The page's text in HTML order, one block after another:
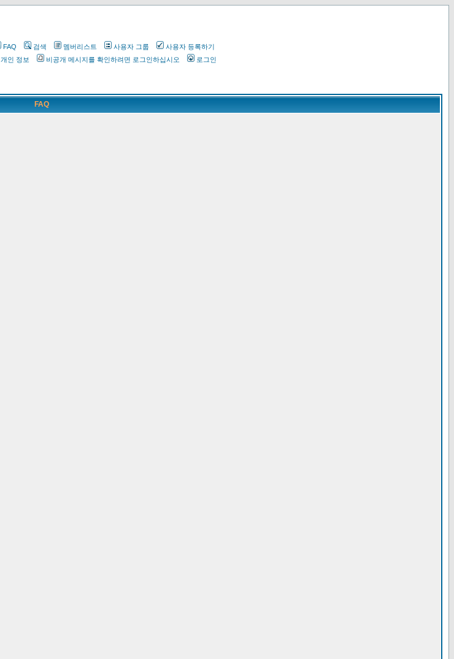
FAQ 검색 멤버리스트 사용자 그룹
사용자 등록하기
개인 정보
비공개 메시지를 확인하려면 로그인하십시오 로그인
FAQ